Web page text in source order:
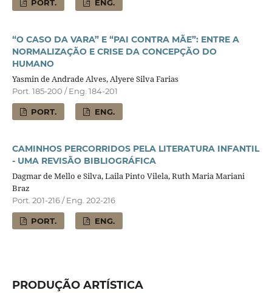
PORT. ENG.
“O CASO DA VARA” E “PAI CONTRA MÃE”: ENTRE A
NORMALIZAÇÃO E CRISE DA CONCEPÇÃO DO
HUMANO
Yasmin de Andrade Alves, Alyere Silva Farias
Port. 185-200 / Eng. 184-201
PORT. ENG.
CAMINHOS PERCORRIDOS PELA LITERATURA INFANTIL
- UMA REVISÃO BIBLIOGRÁFICA
Dagmar de Mello e Silva, Laila Pinto Vilela, Ruth Maria Mariani
Braz
Port. 201-216 / Eng. 202-216
PORT. ENG.
PRODUÇÃO ARTÍSTICA